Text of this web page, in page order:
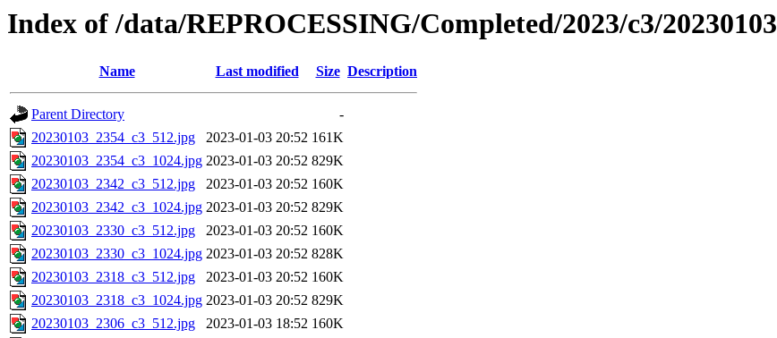
Index of /data/REPROCESSING/Completed/2023/c3/20230103
Name Last modified Size Description
Parent Directory
-
20230103_2354_c3_512.jpg
2023-01-03 20:52 161K
20230103_2354_c3_1024.jpg 2023-01-03 20:52 829K
20230103_2342_c3_512.jpg
2023-01-03 20:52 160K
20230103_2342_c3_1024.jpg 2023-01-03 20:52 829K
20230103_2330_c3_512.jpg
2023-01-03 20:52 160K
20230103_2330_c3_1024.jpg 2023-01-03 20:52 828K
20230103_2318_c3_512.jpg
2023-01-03 20:52 160K
20230103_2318_c3_1024.jpg 2023-01-03 20:52 829K
20230103_2306_c3_512.jpg
2023-01-03 18:52 160K